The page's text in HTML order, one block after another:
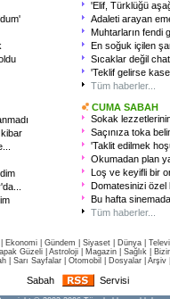
'Elif, Türklüğü
Adaleti arayan
Muhtarların fendi
En soğuk içilen
Sıcaklar değil
'Teklif gelirse
Tüm haberler...
CUMA SABAH
Sokak
Saçınıza toka
'Taklit edilmek
Okumadan plan
Loş ve keyifli bir
Domatesinizi özel
Bu hafta
Tüm haberler...
Ekonomi Gündem Siyaset Dünya |
Güzeli Astroloji Magazin Sağlık
Sarı Sayfalar Otomobil Dosyalar Arşiv
Sabah Servisi